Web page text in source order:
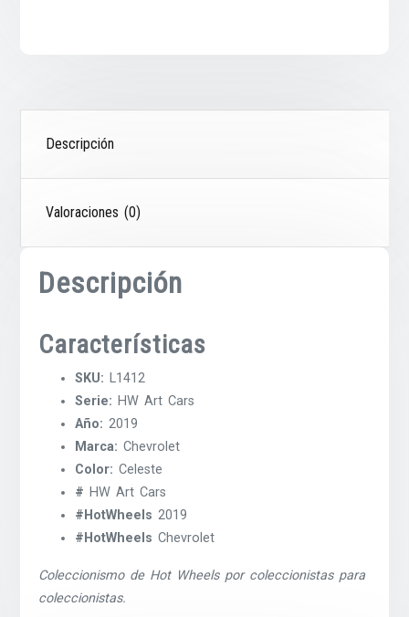
Descripción
Valoraciones (0)
Descripción
Características
SKU: L1412
Serie: HW Art Cars
Año: 2019
Marca: Chevrolet
Color: Celeste
# HW Art Cars
#HotWheels 2019
#HotWheels Chevrolet
Coleccionismo de Hot Wheels por coleccionistas para
coleccionistas.